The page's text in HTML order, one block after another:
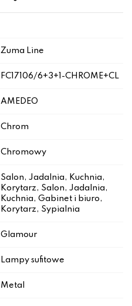
Zuma Line
FC17106/6+3+1-CHROME+CL
AMEDEO
Chrom
Chromowy
Salon, Jadalnia, Kuchnia,
Korytarz, Salon, Jadalnia,
Kuchnia, Gabinet i biuro,
Korytarz, Sypialnia
Glamour
Lampy sufitowe
Metal